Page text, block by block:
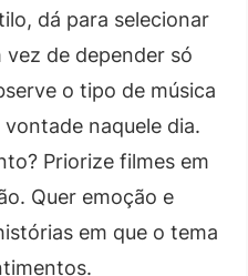
dá para selecionar
vez de depender só
o tipo de música
naquele dia.
Priorize filmes em
Quer emoção e
em que o tema